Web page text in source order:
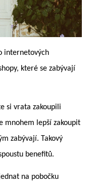
internetových
které se zabývají
si vrata zakoupili
mnohem lepší zakoupit
zabývají. Takový
benefitů.
na pobočku